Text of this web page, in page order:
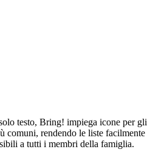
testo, Bring! impiega icone per gli
comuni, rendendo le liste facilmente
a tutti i membri della famiglia.